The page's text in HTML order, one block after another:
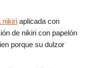
nikiri aplicada con
de nikiri con papelón
porque su dulzor